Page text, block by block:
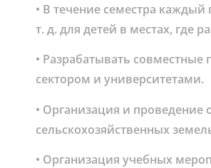
• В течение семестра каждый
т. д. для детей в местах, где
• Разрабатывать
сектором и университетами.
• Организация и
сельскохозяйственных
• Организация учебных